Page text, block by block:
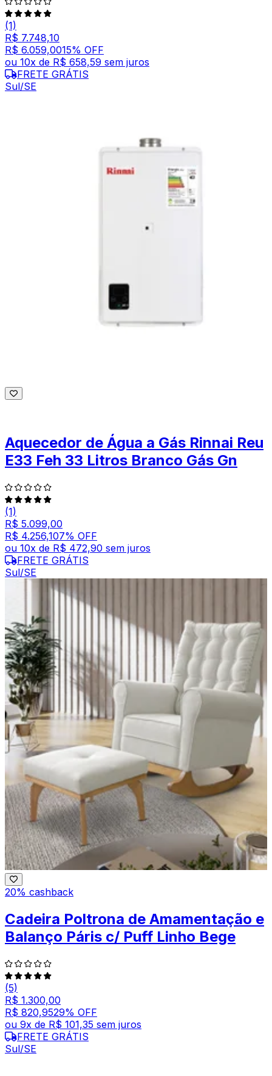
(1)
R$ 7.748,10
R$ 6.059,0015% OFF
ou 10x de R$ 658,59 sem juros
FRETE GRÁTIS
Sul/SE
Aquecedor de Água a Gás Rinnai Reu
E33 Feh 33 Litros Branco Gás Gn
(1)
R$ 5.099,00
R$ 4.256,107% OFF
ou 10x de R$ 472,90 sem juros
FRETE GRÁTIS
Sul/SE
20% cashback
Cadeira Poltrona de Amamentação e
Balanço Páris c/ Puff Linho Bege
(5)
R$ 1.300,00
R$ 820,9529% OFF
ou 9x de R$ 101,35 sem juros
FRETE GRÁTIS
Sul/SE